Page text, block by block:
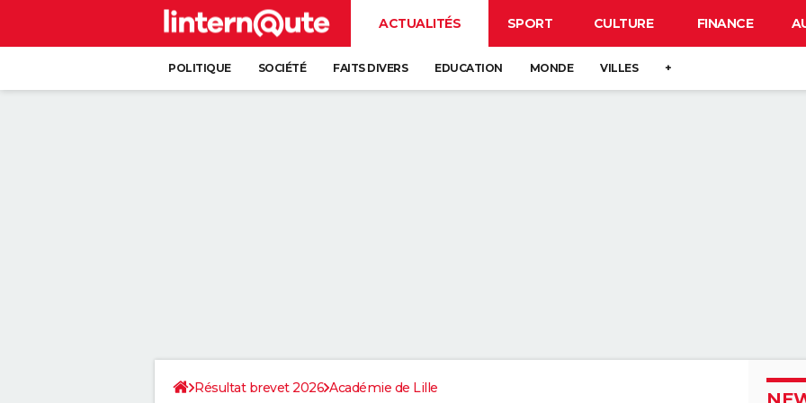
ACTUALITÉS SPORT CULTURE FINANCE
POLITIQUE SOCIÉTÉ FAITS DIVERS EDUCATION MONDE VILLES +
Résultat brevet 2026 Académie de Lille